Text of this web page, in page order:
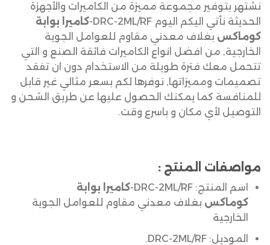
نشتهر بتوفير مجموعة مميزة من الكاميرات والأجهزة
الحديثة نأتي اليكم اليوم DRC-2ML/RF-
كاميرا بوابة
كوماكس بغلاف معدني مقاوم للعوامل الجوية
الخارجية, من افضل انواع الكاميرات فائقة الصنع و التي
تتحمل معك فترة طويلة من الاستخدام دون ان تفقد
تصميمات ومميزاتها, نوفرها لكم بسعر مثالي غير قابل
للمنافسة كما يمكنك الحصول عليها عن طريق الشحن و
التوصيل لأي مكان و باسرع وقت.
مواصفات المنتج :
اسم المنتج: DRC-2ML/RF-
كاميرا بوابة
كوماكس بغلاف معدني مقاوم للعوامل الجوية
الخارجية
الموديل: DRC-2ML/RF.